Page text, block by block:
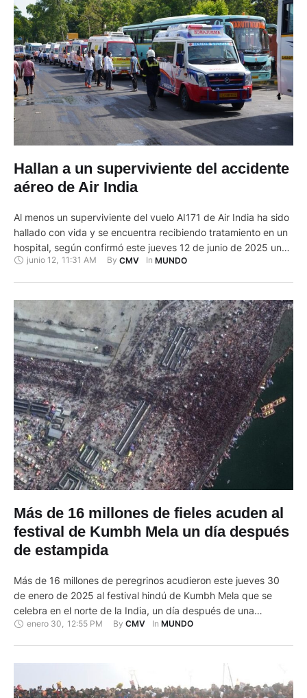
Hallan a un superviviente del accidente
aéreo de Air India
Al menos un superviviente del vuelo AI171 de Air India ha sido
hallado con vida y se encuentra recibiendo tratamiento en un
hospital, según confirmó este jueves 12 de junio de 2025 una
fuente policial a los medios. Canales de televisión indios han
junio 12, 11:31 AM By CMV In MUNDO
Más de 16 millones de fieles acuden al
festival de Kumbh Mela un día después
de estampida
Más de 16 millones de peregrinos acudieron este jueves 30
de enero de 2025 al festival hindú de Kumbh Mela que se
celebra en el norte de la India, un día después de una
estampida que causó al menos 30 muertos y 90 heridos,
enero 30 12:55 PM By CMV In MUNDO